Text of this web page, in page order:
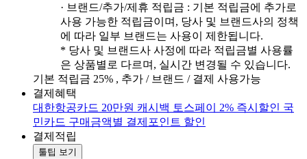
· 브랜드/추가/제휴 적립금 : 기본 적립금에 추가로
사용 가능한 적립금이며, 당사 및 브랜드사의 정책
에 따라 일부 브랜드는 사용이 제한됩니다.
* 당사 및 브랜드사 사정에 따라 적립금별 사용률
은 상품별로 다르며, 실시간 변경될 수 있습니다.
기본 적립금 25% , 추가 / 브랜드 / 결제 사용가능
결제혜택
대한항공카드 20만원 캐시백 토스페이 2% 즉시할인 국
민카드 구매금액별 결제포인트 할인
결제적립
툴팁 보기